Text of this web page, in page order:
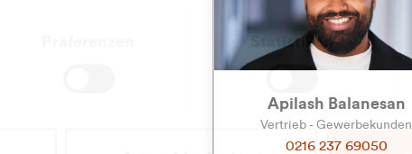
Statistiken
Apilash Balanesan
Vertrieb - Gewerbekunden
0216 237 69050